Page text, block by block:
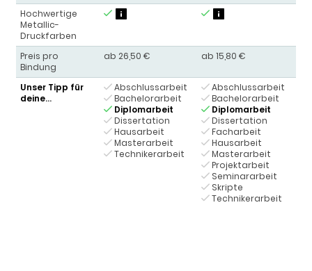
Hochwertige
Metallic-
Druckfarben
Preis pro
Bindung
ab 26,50 € ab 15,80 €
Unser Tipp für
deine...
Abschlussarbeit
Bachelorarbeit
Diplomarbeit
Dissertation
Hausarbeit
Masterarbeit
Technikerarbeit
Abschlussarbeit
Bachelorarbeit
Diplomarbeit
Dissertation
Facharbeit
Hausarbeit
Masterarbeit
Projektarbeit
Seminararbeit
Skripte
Technikerarbeit